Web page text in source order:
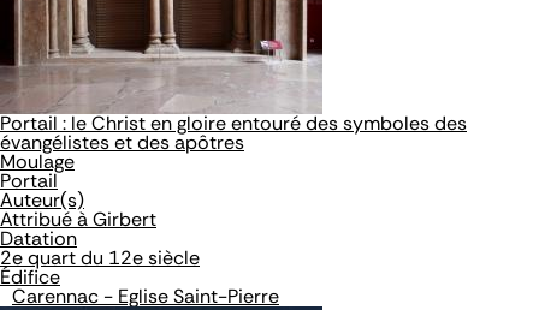
Portail : le Christ en gloire entouré des symboles des
évangélistes et des apôtres
Moulage
Portail
Auteur(s)
Attribué à Girbert
Datation
2e quart du 12e siècle
Édifice
Carennac - Eglise Saint-Pierre